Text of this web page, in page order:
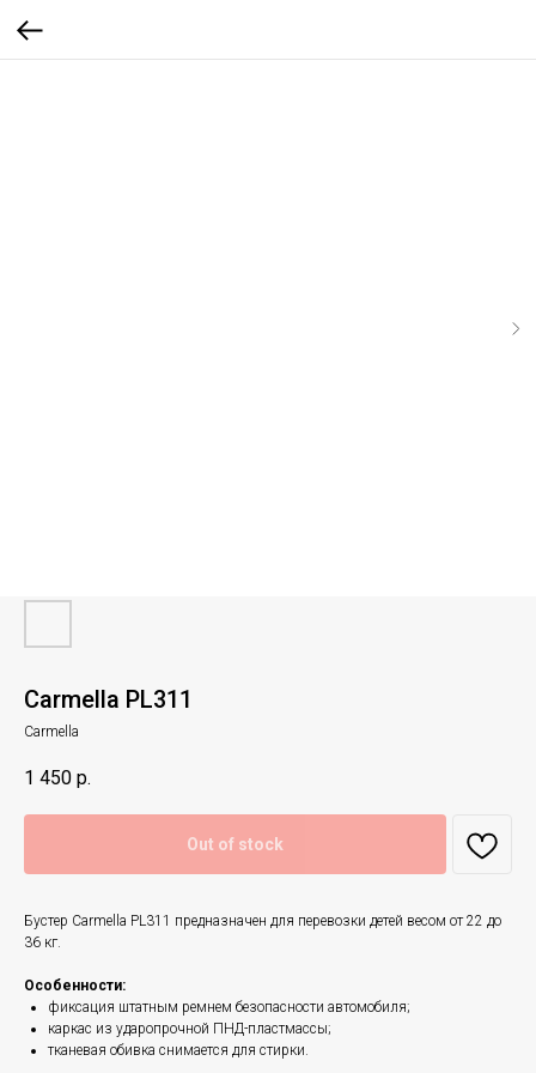
Carmella PL311
Carmella
1 450 р.
Out of stock
Бустер Carmella PL311 предназначен для перевозки детей весом от 22 до
36 кг.
Особенности:
фиксация штатным ремнем безопасности автомобиля;
каркас из ударопрочной ПНД-пластмассы;
тканевая обивка снимается для стирки.